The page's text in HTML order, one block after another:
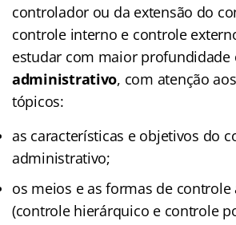
controlador ou da extensão do
controle interno e controle
estudar com maior
administrativo, com atenção
tópicos:
as características e objetivos do
administrativo;
os meios e as formas de
(controle hierárquico e controle